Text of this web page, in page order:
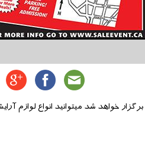
میتوانید انواع لوازم آرایش، عطر و لباس